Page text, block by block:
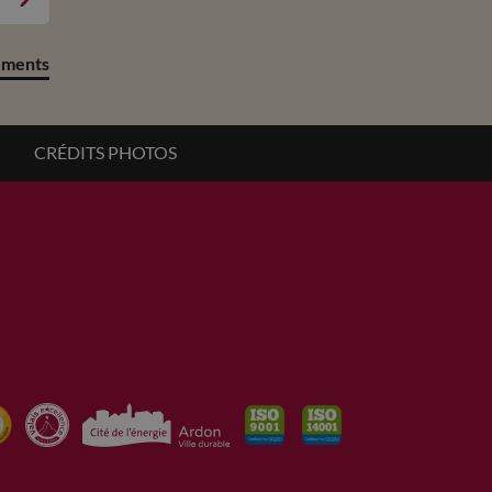
CRÉDITS PHOTOS